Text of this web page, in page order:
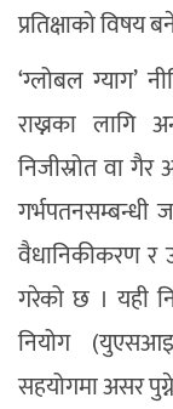
प्रतिक्षाको विषय
‘ग्लोबल ग्याग’
राख्नका लागि
निजीस्रोत वा गैर
गर्भपतनसम्बन्धी
वैधानिकीकरण र
गरेको छ । यही
नियोग
सहयोगमा असर